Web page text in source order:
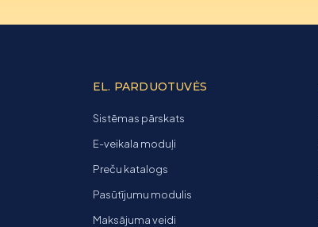
EL. PARDUOTUVĖS
Sistēmas pārskats
E-veikala moduļi
Preču katalogs
Pasūtījumu modulis
Maksājuma veidi